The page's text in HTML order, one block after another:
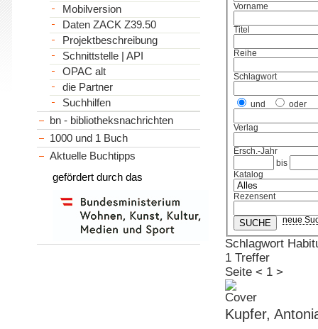
Vorname
Titel
Reihe
Schlagwort
und oder
Verlag
Ersch.-Jahr
bis
Katalog
Rezensent
neue
Schlagwort
1 Treffer
Seite < 1 >
Kupfer,
Mobilversion
Daten ZACK Z39.50
Projektbeschreibung
Schnittstelle | API
OPAC alt
die Partner
Suchhilfen
bn - bibliotheksnachrichten
1000 und 1 Buch
Aktuelle Buchtipps
gefördert durch das